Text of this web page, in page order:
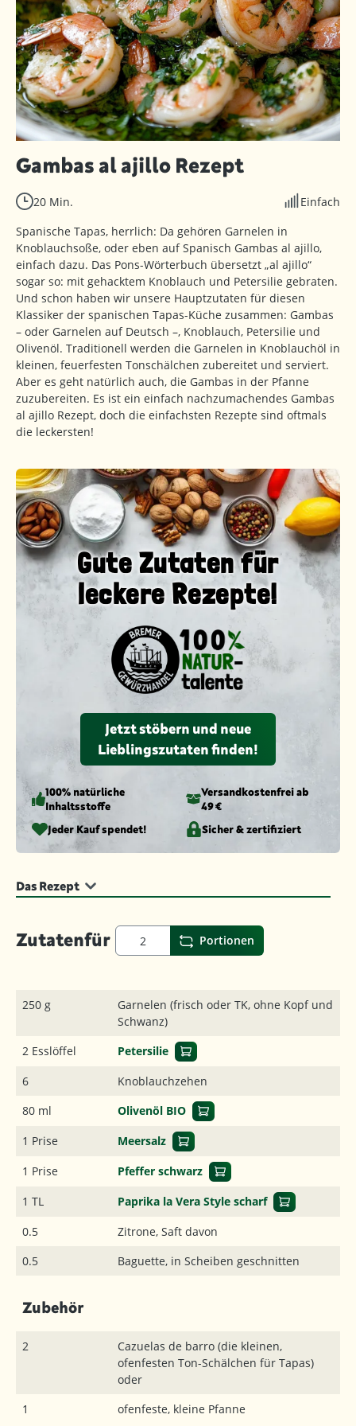
Gambas al ajillo Rezept
20 Min.
Einfach
Spanische Tapas, herrlich: Da gehören Garnelen in
Knoblauchsoße, oder eben auf Spanisch Gambas al ajillo,
einfach dazu. Das Pons-Wörterbuch übersetzt „al ajillo“
sogar so: mit gehacktem Knoblauch und Petersilie gebraten.
Und schon haben wir unsere Hauptzutaten für diesen
Klassiker der spanischen Tapas-Küche zusammen: Gambas
– oder Garnelen auf Deutsch –, Knoblauch, Petersilie und
Olivenöl. Traditionell werden die Garnelen in Knoblauchöl in
kleinen, feuerfesten Tonschälchen zubereitet und serviert.
Aber es geht natürlich auch, die Gambas in der Pfanne
zuzubereiten. Es ist ein einfach nachzumachendes Gambas
al ajillo Rezept, doch die einfachsten Rezepte sind oftmals
die leckersten!
Gute Zutaten für
leckere Rezepte!
Jetzt stöbern und neue
Lieblingszutaten finden!
100% natürliche
Inhaltsstoffe
Versandkosten­frei ab
49 €
Jeder Kauf spendet!
Sicher & zertifiziert
Das Rezept
Zutatenfür Portionen
250 g
Garnelen (frisch oder TK, ohne Kopf und
Schwanz)
2 Esslöffel
Petersilie
6
Knoblauchzehen
80 ml
Olivenöl BIO
1 Prise
Meersalz
1 Prise
Pfeffer schwarz
1 TL
Paprika la Vera Style scharf
0.5
Zitrone, Saft davon
0.5
Baguette, in Scheiben geschnitten
Zubehör
2
Cazuelas de barro (die kleinen,
ofenfesten Ton-Schälchen für Tapas)
oder
1
ofenfeste, kleine Pfanne